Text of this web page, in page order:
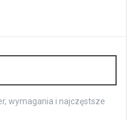
wymagania i najczęstsze